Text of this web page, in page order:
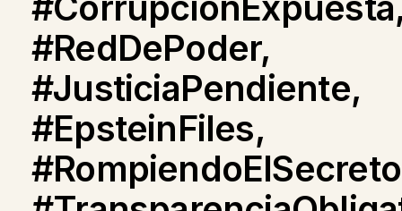
#RedDePoder,
#JusticiaPendiente,
#EpsteinFiles,